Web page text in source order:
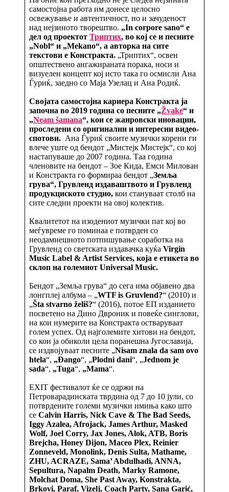
самостојна работа им донесе целосно
освежување и автентичност, но и зачуденост
над нејзиното творештво. „In corpore sano“ е
дел од проектот Триптих, во кој се и песните
„Nobl“ и „Mekano“, а авторка на сите
текстови е Констракта. „Триптих“, освен
општествено ангажираната порака, носи и
визуелен концепт кој исто така го осмисли Ана
Ѓуриќ, заедно со Маја Узелац и Ана Родиќ.
Својата самостојна кариера Констракта ја
започна во 2019 година со песните „Žvake“ и
„Neam šamana“, кои се жанровски иновации,
проследени со оригинални и интересни видео-
спотови. Ана Ѓуриќ своите музички корени ги
влече уште од бендот „Мистејк Мистејк“, со кој
настапуваше до 2007 година. Таа година
членовите на бендот – Зое Кида, Емси Милован
и Констракта го формираа бендот „Земља
грува“, Грувленд издаваштвото и Грувленд
продукциското студио, кои стануваат столб на
сите следни проекти на овој колектив.
Квалитетот на изодениот музички пат кој во
меѓувреме го поминаа е потврден со
неодамнешното потпишување соработка на
Грувленд со светската издавачка куќа Virgin
Music Label & Artist Services, која е етикета во
склоп на големиот Universal Music.
Бендот „Земља грува“ до сега има објавено два
лонгплеј албума – „WTF is Gruvlend?“ (2010) и
„Šta stvarno želiš?“ (2016), потое ЕП изданието
посветено на Дино Двроник и повеќе синглови,
на кои нумерите на Констракта остваруваат
голем успех. Од најголемите хитови на бендот,
со кои ја обиколи цела поранешна Југославија,
се издвојуваат песните „Nisam znala da sam ovo
htela“, „Đango“, „Plodni dani“, „Jednom je
sada“, „Tuga“, „Mama“.
EXIT фестивалот ќе се одржи на
Петроварадинската тврдина од 7 до 10 јули, со
потврдените големи музички имиња како што
се Calvin Harris, Nick Cave & The Bad Seeds,
Iggy Azalea, Afrojack, James Arthur, Masked
Wolf, Joel Corry, Jax Jones, Alok, ATB, Boris
Brejcha, Honey Dijon, Maceo Plex, Reinier
Zonneveld, Monolink, Denis Sulta, Mathame,
ZHU, ACRAZE, Sama’ Abdulhadi, ANNA,
Sepultura, Napalm Death, Marky Ramone,
Molchat Doma, She Past Away, Konstrakta,
Brkovi, Paraf, Vizelj, Coach Party, Sana Garić,